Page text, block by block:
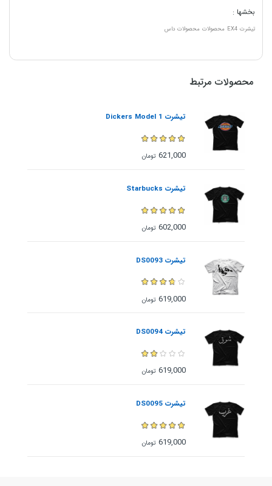
بخشها :
تیشرت EX4 محصولات محصولات داس
محصولات مرتبط
تیشرت Dickers Model 1
621,000 تومان
تیشرت Starbucks
602,000 تومان
تیشرت DS0093
619,000 تومان
تیشرت DS0094
619,000 تومان
تیشرت DS0095
619,000 تومان